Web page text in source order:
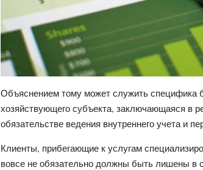
Объяснением тому может служить специфика
хозяйствующего субъекта, заключающаяся в
обязательстве ведения внутреннего учета и
Клиенты, прибегающие к услугам
вовсе не обязательно должны быть лишены в